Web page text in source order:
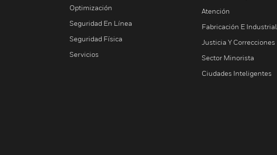
Optimización
Seguridad En Línea
Seguridad Física
Servicios
Atención
Fabricación E Industrial
Justicia Y Correcciones
Sector Minorista
Ciudades Inteligentes